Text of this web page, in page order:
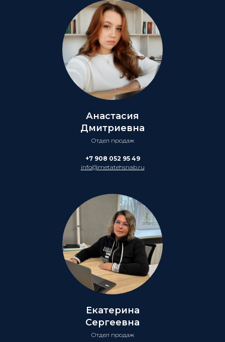
Анастасия
Дмитриевна
Отдел продаж
+7 908 052 95 49
info@metatehsnab.ru
Екатерина
Сергеевна
Отдел продаж